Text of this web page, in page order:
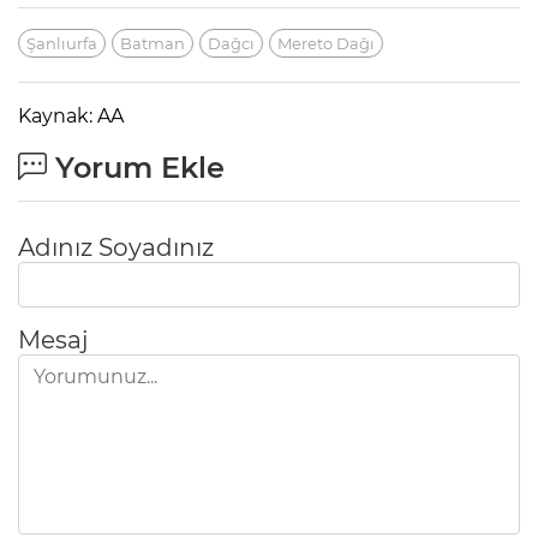
Şanlıurfa Batman Dağcı Mereto Dağı
Kaynak: AA
Yorum Ekle
Adınız Soyadınız
Mesaj